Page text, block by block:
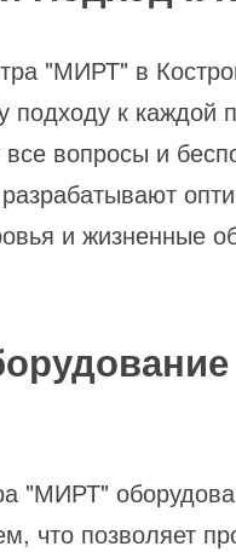
"МИРТ" в
к каждой
вопросы и
и жизненные
"МИРТ"
что позволяет